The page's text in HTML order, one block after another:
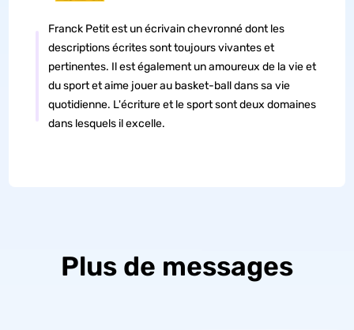
Franck Petit est un écrivain chevronné dont les
descriptions écrites sont toujours vivantes et
pertinentes. Il est également un amoureux de la vie et
du sport et aime jouer au basket-ball dans sa vie
quotidienne. L'écriture et le sport sont deux domaines
dans lesquels il excelle.
Plus de messages